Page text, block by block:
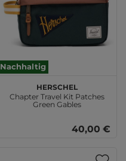
Nachhaltig
Herschel
Chapter Travel Kit Patches
Green Gables
40,00 €